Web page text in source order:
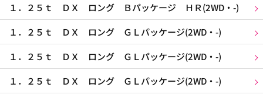
１．２５ｔ ＤＸ ロング Ｂパッケージ ＨＲ(2WD・-)
１．２５ｔ ＤＸ ロング ＧＬパッケージ(2WD・-)
１．２５ｔ ＤＸ ロング ＧＬパッケージ(2WD・-)
１．２５ｔ ＤＸ ロング ＧＬパッケージ(2WD・-)